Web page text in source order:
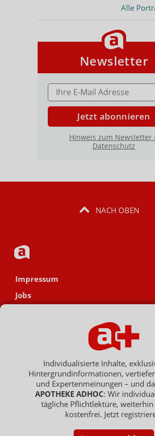
Alle
Newsletter
E-MAIL ADRESSE
Jetzt abonnieren
Hinweis zum Newsletter
Datenschutz
NACH OBEN
Impressum
Jobs
Hinweisgebersystem
Vertrag widerrufen
Copyright © 2007 - 2026 , APOTHEKE ADHOC ist ein
Geschäftsführer: Patrick Hollstein, Thomas Bellartz /
Individualisierte Inhalte,
Hintergrundinformationen,
und Expertenmeinungen – und
APOTHEKE ADHOC: Wir
tägliche Pflichtlektüre,
kostenfrei. Jetzt